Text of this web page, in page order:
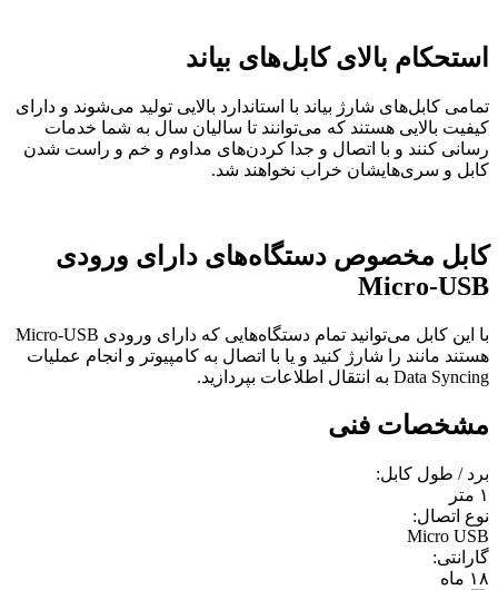
استحکام بالای کابل‌های بیاند
تمامی کابل‌های شارژ بیاند با استاندارد بالایی تولید می‌شوند و دارای
کیفیت بالایی هستند که می‌توانند تا سالیان سال به شما خدمات
رسانی کنند و با اتصال و جدا کردن‌های مداوم و خم و راست شدن
کابل و سری‌هایشان خراب نخواهند شد.
کابل مخصوص دستگاه‌های دارای ورودی
Micro-USB
با این کابل می‌توانید تمام دستگاه‌هایی که دارای ورودی Micro-USB
هستند مانند را شارژ کنید و یا با اتصال به کامپیوتر و انجام عملیات
Data Syncing به انتقال اطلاعات بپردازید.
مشخصات فنی
برد / طول کابل:
۱ متر
نوع اتصال:
Micro USB
گارانتی:
۱۸ ماه